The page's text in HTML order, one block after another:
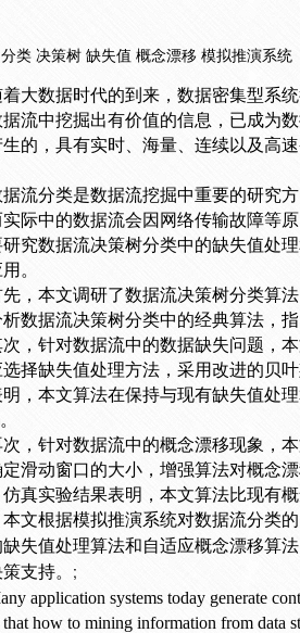
类 决策树 缺失值 概念漂移 模拟推演系统
着大数据时代的到来，数据密集型系
流中挖掘出有价值的信息，已成为
的，具有实时、海量、连续以及高
据流分类是数据流挖掘中重要的研究
实际中的数据流会因网络传输故障等
究数据流决策树分类中的缺失值处
。
先，本文调研了数据流决策树分类算
数据流决策树分类中的经典算法，
次，针对数据流中的数据缺失问题，
选择缺失值处理方法，采用改进的贝
，本文算法在保持与现有缺失值处
。
次，针对数据流中的概念漂移现象，
滑动窗口的大小，增强算法对概念
仿真实验结果表明，本文算法比现有
文根据模拟推演系统对数据流分类
失值处理算法和自适应概念漂移算
支持。 ;
application systems today generate
how to mining information from data